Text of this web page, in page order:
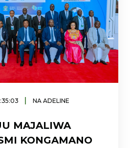
|
NA ADELINE
MAJALIWA
KONGAMANO